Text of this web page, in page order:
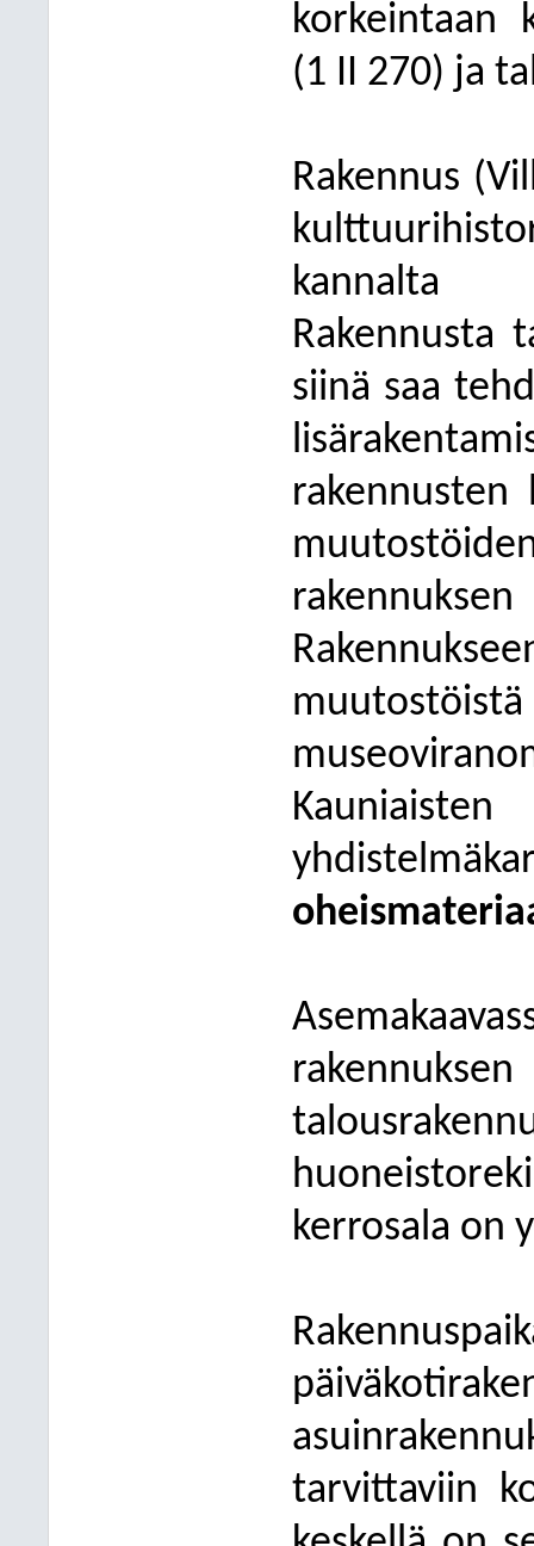
korkeintaan
(1 II 270) ja
Rakennus
kannalta
Rakennusta
siinä saa
rakennusten
kerrosala on
tarvittaviin